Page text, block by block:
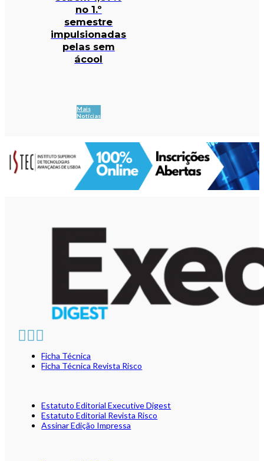
no 1.º
semestre
impulsionadas
pelas sem
ácool
Mais
Notícias
Ficha Técnica
Ficha Técnica Revista Risco
Estatuto Editorial Executive Digest
Estatuto Editorial Revista Risco
Assinar Edição Impressa